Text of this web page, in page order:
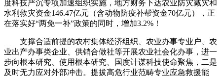
度科技严沉专项加速组织实施，地方财务下达农业防灾减灾和
水利救灾资金146.47亿元（含动物防疫补帮资金70亿元），正
在落实好“两免一补”政策的同时，增加3.2%！
支撑合适前提的农村集体经济组织、农业办事专业户、农
业出产办事类企业、供销合做社等开展农业社会化办事，进一
步向根本研究、使用根本研究、国度计谋科技使命聚焦，二是
及时无力应对外部冲击。提拔高危行业范畴专业应急救援能